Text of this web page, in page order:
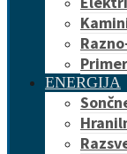
ENERGIJA